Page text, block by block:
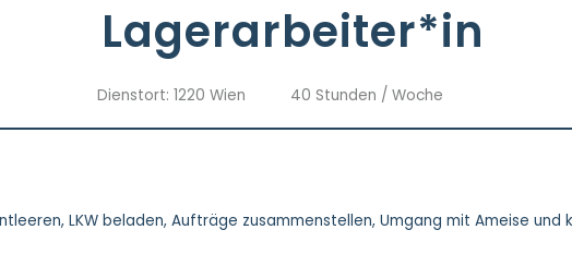
Lagerarbeiter*in
Dienstort: 1220 Wien 40 Stunden / Woche
LKW beladen, Aufträge zusammenstellen, Umgang mit Ameise und